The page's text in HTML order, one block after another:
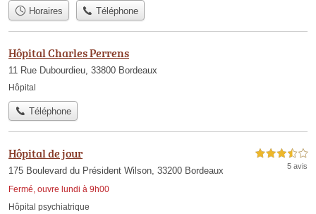
Horaires Téléphone
Hôpital Charles Perrens
11 Rue Dubourdieu, 33800 Bordeaux
Hôpital
Téléphone
Hôpital de jour
175 Boulevard du Président Wilson, 33200 Bordeaux
Fermé, ouvre lundi à 9h00
3,5 étoiles sur 5
5 avis
Hôpital psychiatrique